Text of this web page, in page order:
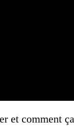
et comment